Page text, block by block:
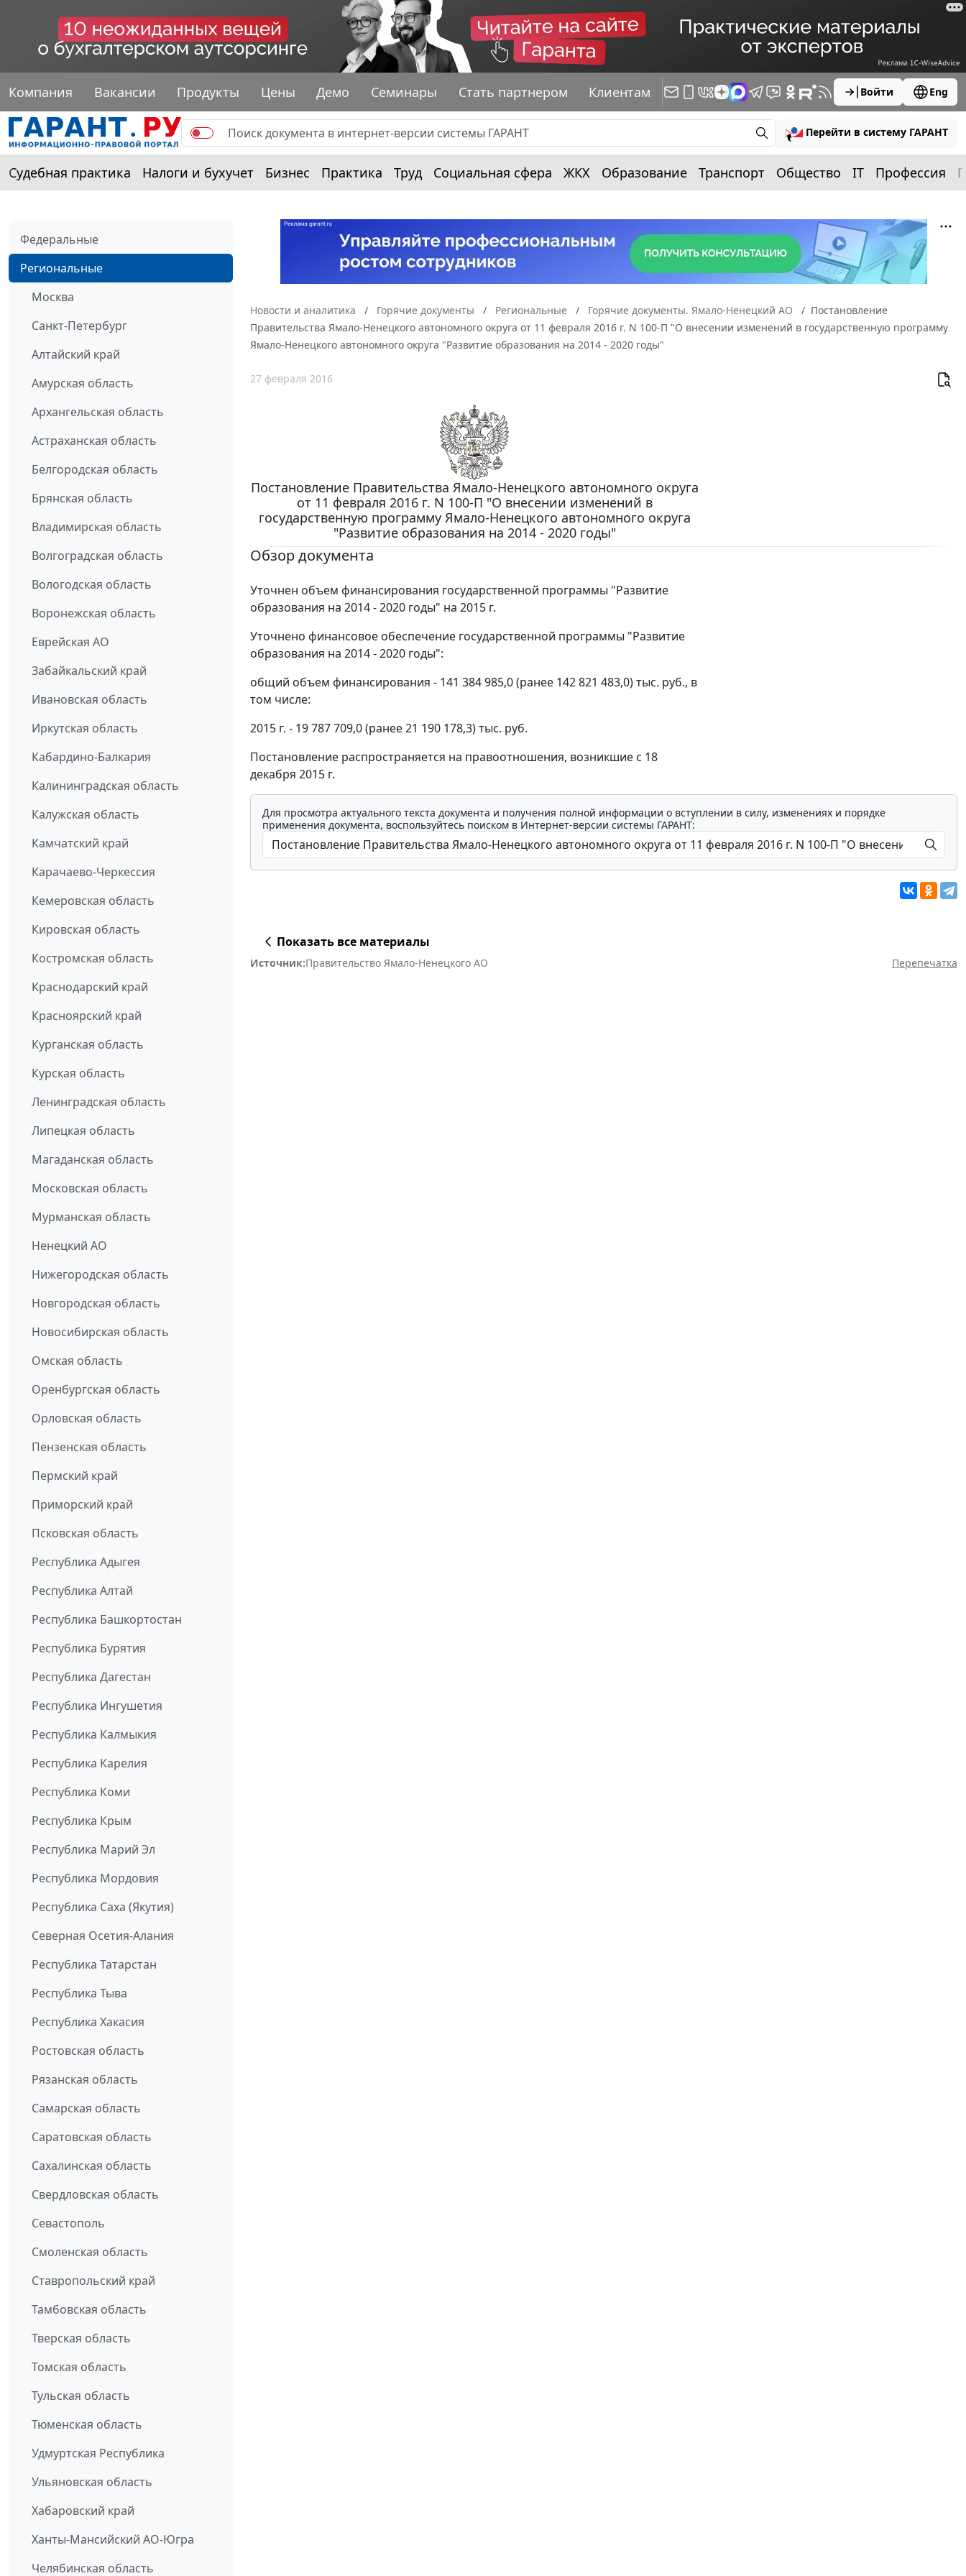
Компания Вакансии Продукты Цены Демо Семинары Стать партнером Клиентам Войти Eng
Перейти в систему ГАРАНТ
Судебная практика Налоги и бухучет Бизнес Практика Труд Социальная сфера ЖКХ Образование Транспорт Общество IT Профессия
Федеральные
Региональные
Москва
Санкт-Петербург
Алтайский край
Амурская область
Архангельская область
Астраханская область
Белгородская область
Брянская область
Владимирская область
Волгоградская область
Вологодская область
Воронежская область
Еврейская АО
Забайкальский край
Ивановская область
Иркутская область
Кабардино-Балкария
Калининградская область
Калужская область
Камчатский край
Карачаево-Черкессия
Кемеровская область
Кировская область
Костромская область
Краснодарский край
Красноярский край
Курганская область
Курская область
Ленинградская область
Липецкая область
Магаданская область
Московская область
Мурманская область
Ненецкий АО
Нижегородская область
Новгородская область
Новосибирская область
Омская область
Оренбургская область
Орловская область
Пензенская область
Пермский край
Приморский край
Псковская область
Республика Адыгея
Республика Алтай
Республика Башкортостан
Республика Бурятия
Республика Дагестан
Республика Ингушетия
Республика Калмыкия
Республика Карелия
Республика Коми
Республика Крым
Республика Марий Эл
Республика Мордовия
Республика Саха (Якутия)
Северная Осетия-Алания
Республика Татарстан
Республика Тыва
Республика Хакасия
Ростовская область
Рязанская область
Самарская область
Саратовская область
Сахалинская область
Свердловская область
Севастополь
Смоленская область
Ставропольский край
Тамбовская область
Тверская область
Томская область
Тульская область
Тюменская область
Удмуртская Республика
Ульяновская область
Хабаровский край
Ханты-Мансийский АО-Югра
Челябинская область
Новости и аналитика Горячие документы Региональные Горячие документы. Ямало-Ненецкий АО
Постановление
Правительства Ямало-Ненецкого автономного округа от 11 февраля 2016 г. N 100-П "О внесении изменений в государственную программу
Ямало-Ненецкого автономного округа "Развитие образования на 2014 - 2020 годы"
27 февраля 2016
Постановление Правительства Ямало-Ненецкого автономного округа
от 11 февраля 2016 г. N 100-П "О внесении изменений в
государственную программу Ямало-Ненецкого автономного округа
"Развитие образования на 2014 - 2020 годы"
Обзор документа
Уточнен объем финансирования государственной программы "Развитие
образования на 2014 - 2020 годы" на 2015 г.
Уточнено финансовое обеспечение государственной программы "Развитие
образования на 2014 - 2020 годы":
общий объем финансирования - 141 384 985,0 (ранее 142 821 483,0) тыс. руб., в
том числе:
2015 г. - 19 787 709,0 (ранее 21 190 178,3) тыс. руб.
Постановление распространяется на правоотношения, возникшие с 18
декабря 2015 г.
Для просмотра актуального текста документа и получения полной информации о вступлении в силу, изменениях и порядке
применения документа, воспользуйтесь поиском в Интернет-версии системы ГАРАНТ:
Показать все материалы
Источник:Правительство Ямало-Ненецкого АО Перепечатка